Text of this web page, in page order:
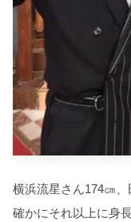
横浜流星さん174㎝、
確かにそれ以上に身